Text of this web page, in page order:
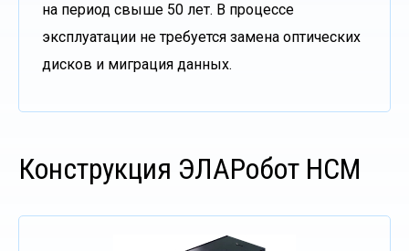
на период свыше 50 лет. В процессе
эксплуатации не требуется замена оптических
дисков и миграция данных.
Конструкция ЭЛАРобот НСМ